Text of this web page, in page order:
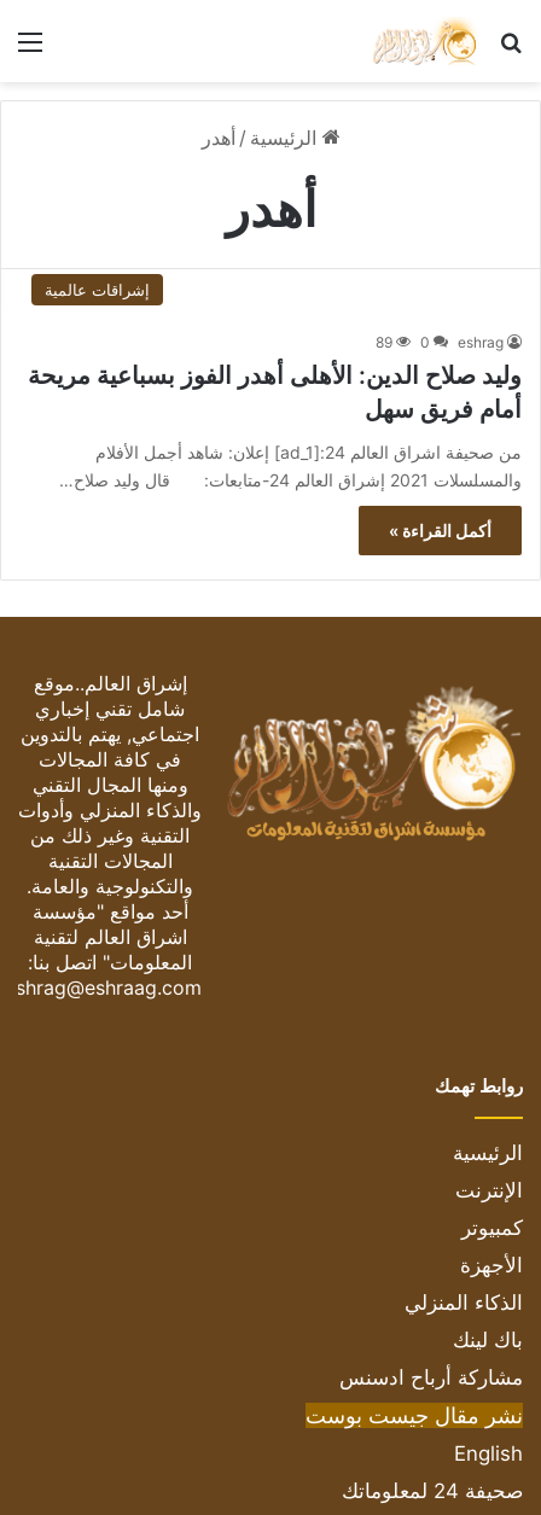
بحث عن
الرئيسية / أهدر
أهدر
إشراقات عالمية
eshrag
0
89
وليد صلاح الدين: الأهلى أهدر الفوز بسباعية مريحة
أمام فريق سهل
من صحيفة اشراق العالم 24:[ad_1] إعلان: شاهد أجمل الأفلام
والمسلسلات 2021 إشراق العالم 24-متابعات: قال وليد صلاح…
أكمل القراءة »
إشراق العالم..موقع
شامل تقني إخباري
اجتماعي, يهتم بالتدوين
في كافة المجالات
ومنها المجال التقني
والذكاء المنزلي وأدوات
التقنية وغير ذلك من
المجالات التقنية
والتكنولوجية والعامة.
أحد مواقع "مؤسسة
اشراق العالم لتقنية
المعلومات" اتصل بنا:
eshrag@eshraag.com
روابط تهمك
الرئيسية
الإنترنت
كمبيوتر
الأجهزة
الذكاء المنزلي
باك لينك
مشاركة أرباح ادسنس
نشر مقال جيست بوست
English
صحيفة 24 لمعلوماتك